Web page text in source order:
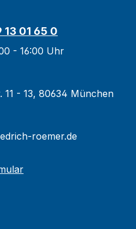
01 65 0
- 16:00 Uhr
11 - 13, 80634 München
roemer.de